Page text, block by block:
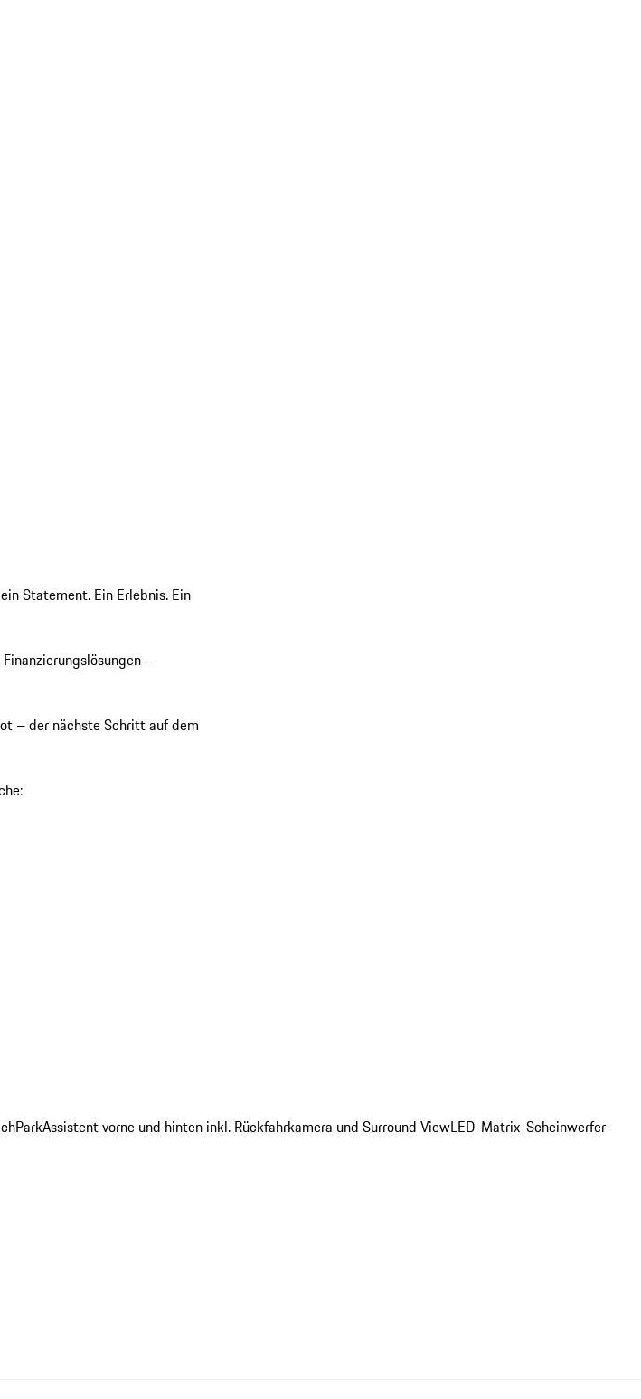
Statement. Ein Erlebnis. Ein
–
– der nächste Schritt auf dem
ParkAssistent vorne und hinten inkl. Rückfahrkamera und Surround ViewLED-Matrix-Scheinwerfer